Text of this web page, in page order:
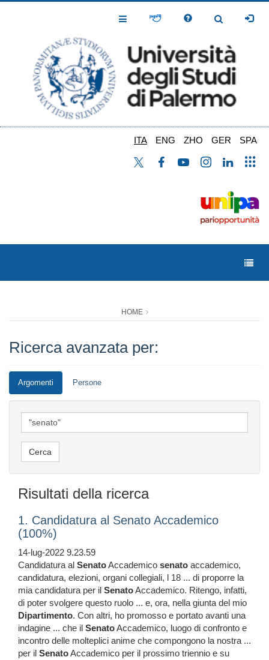
Toggle
Toggle
ITA ENG ZHO GER SPA
HOME
Ricerca avanzata per:
Argomenti Persone
Risultati della ricerca
1. Candidatura al Senato Accademico
(100%)
14-lug-2022 9.23.59
Candidatura al SenatoAccademico senato accademico,
candidatura, elezioni, organi collegiali, l 18 ... di proporre la
mia candidatura per il SenatoAccademico. Ritengo, infatti,
di poter svolgere questo ruolo ... e, ora, nella giunta del mio
Dipartimento. Con altri, ho promosso e portato avanti una
indagine ... che il SenatoAccademico, luogo di confronto e
incontro delle molteplici anime che compongono la nostra ...
per il SenatoAccademico per il prossimo triennio e su